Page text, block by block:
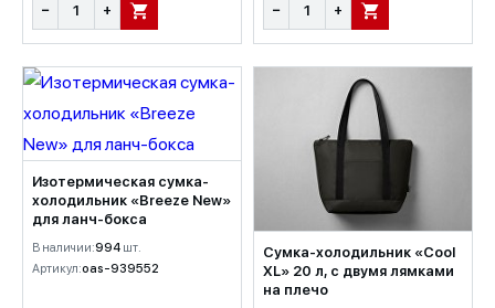
− + В КОРЗИНУ − + В КОРЗИНУ
Изотермическая сумка-
холодильник «Breeze New»
для ланч-бокса
В наличии:994 шт.
Артикул:oas-939552
Сумка-холодильник «Cool
XL» 20 л, с двумя лямками
на плечо